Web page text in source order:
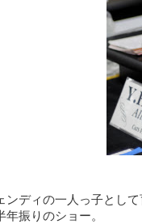
ンディの一人っ子とし
年振りのショー。